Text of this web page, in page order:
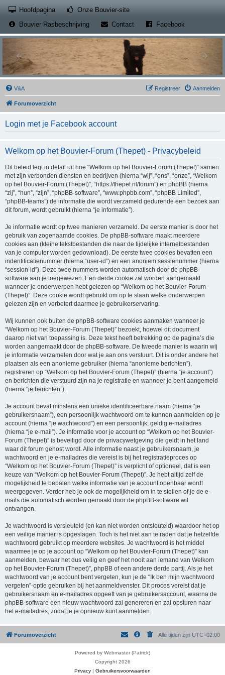
Hoofdpagina Onze Bouvier-site(Opens a new tab)
Bouvier Rasbeschrijving
Contact(Opens a new tab)
Facebook
V&A Aanmelden
Registreer
Forumoverzicht
Login met je Facebook account
Welkom op het Bouvier-Forum (Thepet) - Privacybeleid
Dit beleid legt in detail uit hoe “Welkom op het Bouvier-Forum (Thepet)” samen
met zijn verbonden diensten en bedrijven (hierna “wij”, “ons”, “onze”, “Welkom
op het Bouvier-Forum (Thepet)”, “https://thepet.nl/forum”) en phpBB (hierna
“zij”, “hun”, “zijn”, “phpBB-software”, “www.phpbb.com”, “phpBB Limited”,
“phpBB-teams”) de informatie die wordt verzameld gedurende een bezoek aan
dit forum, wordt gebruikt (hierna “je informatie”).
Je informatie wordt op twee manieren verzameld. De eerste manier is door het
gebruik van zogenaamde cookies. De phpBB-software maakt meerdere
cookies aan (kleine tekstbestanden die naar de tijdelijke internetbestanden
van je computer worden gedownload). De eerste twee cookies bevatten een
indentificatienummer (hierna “user-id”) en een anoniem sessienummer (hierna
“session-id”). Deze twee nummers worden automatisch door de phpBB-
software aan je toegewezen. Een derde cookie zal worden aangemaakt
wanneer je onderwerpen hebt gelezen op “Welkom op het Bouvier-Forum
(Thepet)”. Deze cookie wordt gebruikt om op te slaan welke onderwerpen
gelezen zijn en verbetert daarmee je gebruikerservaring.
Wij kunnen ook buiten de phpBB-software cookies aanmaken wanneer je
“Welkom op het Bouvier-Forum (Thepet)” bezoekt, hoewel dit document
daarop niet van toepassing is. Deze tekst heeft betrekking op de pagina’s die
worden aangemaakt door de phpBB-software. De tweede manier is waarin wij
je informatie verzamelen door wat je aan ons verstuurt. Dit is onder andere het
plaatsen als een anonieme gebruiker (hierna “anonieme berichten”),
registreren op “Welkom op het Bouvier-Forum (Thepet)” (hierna “je account”)
en berichten die verstuurd zijn na je registratie en wanneer je bent aangemeld
(hierna “je berichten”).
Je account bevat minstens een unieke identificeerbare naam (hierna “je
gebruikersnaam”), een persoonlijk wachtwoord om te kunnen aanmelden op je
account (hierna “je wachtwoord”) en een persoonlijk, geldig e-mailadres
(hierna “je e-mail”). Je informatie voor je account op “Welkom op het Bouvier-
Forum (Thepet)” is beveiligd door de privacywetgeving die geldt in het land
waar dit forum gehost wordt. Alle informatie naast je gebruikersnaam, je
wachtwoord en je e-mailadres die vereist is bij het registratieproces op
“Welkom op het Bouvier-Forum (Thepet)” is verplicht of optioneel, dat is een
keuze van “Welkom op het Bouvier-Forum (Thepet)”. Je hebt altijd zelf de
mogelijkheid te bepalen welke informatie van je account openbaar wordt
weergegeven. Verder heb je ook de mogelijkheid om in te stellen of je de e-
mails die automatisch worden gemaakt door de phpBB-software wil
ontvangen.
Je wachtwoord is versleuteld (en kan niet worden ontsleuteld) waardoor het op
een veilige manier is opgeslagen. Toch is het niet aan te raden dat je hetzelfde
wachtwoord gebruikt op meerdere websites. Je wachtwoord is het middel
waarmee je op je account op “Welkom op het Bouvier-Forum (Thepet)” kan
aanmelden, bewaar het dus veilig en geef het nooit aan iemand van Welkom
op het Bouvier-Forum (Thepet)”, phpBB of een andere derde partij. Als je het
wachtwoord van je account bent vergeten, kun je de “Ik ben mijn wachtwoord
vergeten”-optie gebruiken bij het aanmeldvenster. Dit proces vereist dat je
gebruikersnaam en e-mailadres opgeeft van je gebruikersaccount, waarna de
phpBB-software een nieuw wachtwoord zal genereren en zal opsturen naar
het e-mailadres, zodat je je opnieuw kunt aanmelden.
Forumoverzicht Alle tijden zijn UTC+02:00
Powered by Webmaster (Patrick)
Copyright 2026
Privacy | Gebruikersvoorwaarden